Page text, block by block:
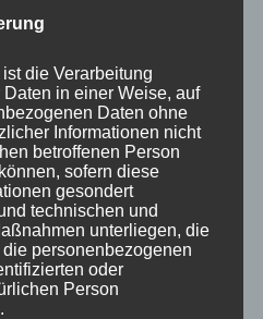
Kategorien
Naturfoto-Blog
,Naturfotografie,Rehe
zu
Winterbegegnung
die Verarbeitung
in einer Weise, auf
Daten ohne
Informationen nicht
betroffenen Person
sofern diese
gesondert
technischen und
unterliegen, die
personenbezogenen
oder
Person